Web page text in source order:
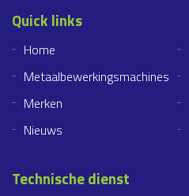
Quick links
Home
Metaalbewerkingsmachines
Merken
Nieuws
Technische dienst